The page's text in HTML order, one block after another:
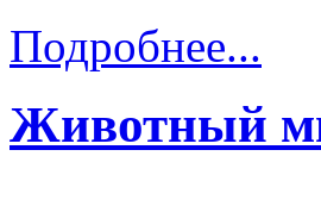
Подробнее...
Животный